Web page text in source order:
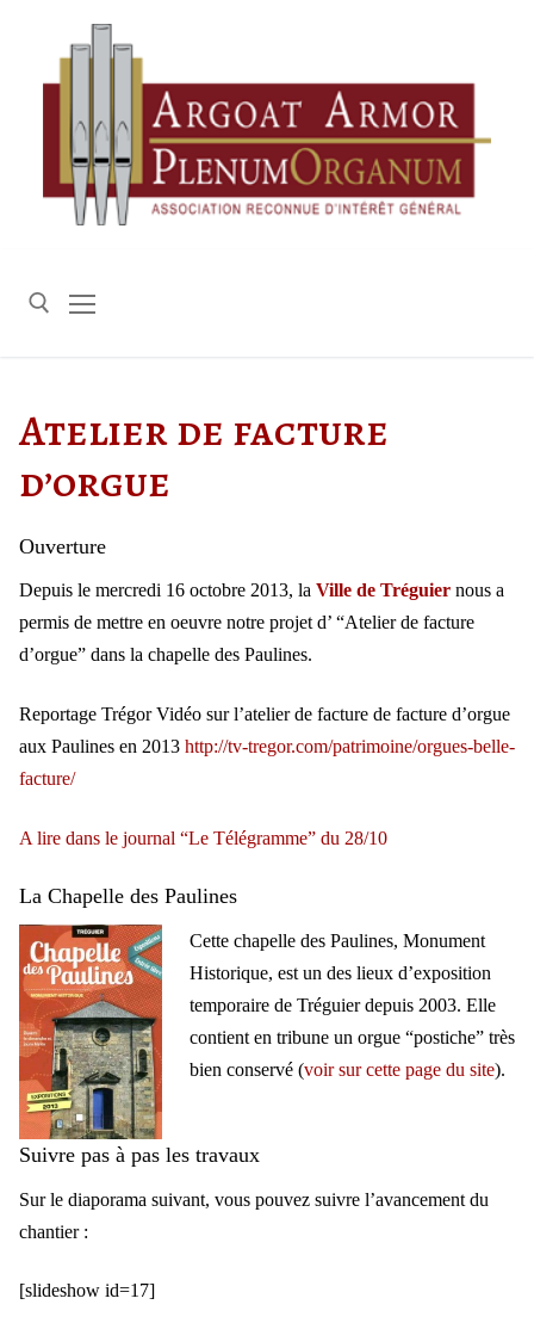
contenu
Atelier de facture
d’orgue
Ouverture
Depuis le mercredi 16 octobre 2013, la Ville de Tréguier nous a
permis de mettre en oeuvre notre projet d’ “Atelier de facture
d’orgue” dans la chapelle des Paulines.
Reportage Trégor Vidéo sur l’atelier de facture de facture d’orgue
aux Paulines en 2013 http://tv-tregor.com/patrimoine/orgues-belle-
facture/
A lire dans le journal “Le Télégramme” du 28/10
La Chapelle des Paulines
Cette chapelle des Paulines, Monument
Historique, est un des lieux d’exposition
temporaire de Tréguier depuis 2003. Elle
contient en tribune un orgue “postiche” très
bien conservé (voir sur cette page du site).
Suivre pas à pas les travaux
Sur le diaporama suivant, vous pouvez suivre l’avancement du
chantier :
[slideshow id=17]